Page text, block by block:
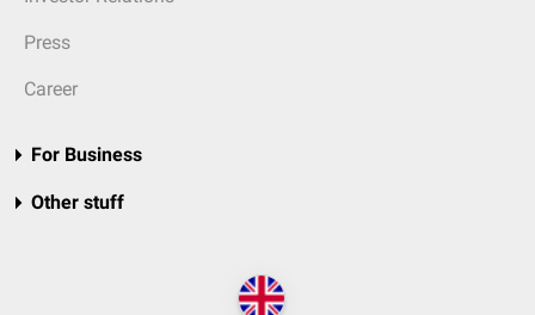
Press
Career
For Business
Other stuff